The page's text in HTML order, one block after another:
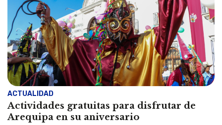
ACTUALIDAD
Actividades gratuitas para disfrutar de
Arequipa en su aniversario